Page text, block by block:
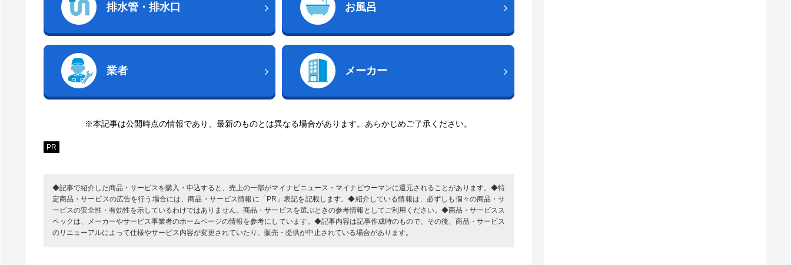
排水管・排水口 お風呂
業者 メーカー
※本記事は公開時点の情報であり、最新のものとは異なる場合があります。あらかじめご了承ください。
PR
◆記事で紹介した商品・サービスを購入・申込すると、売上の一部がマイナビニュース・マイナビウーマンに還元されることがあります。◆特
定商品・サービスの広告を行う場合には、商品・サービス情報に「PR」表記を記載します。◆紹介している情報は、必ずしも個々の商品・サ
ービスの安全性・有効性を示しているわけではありません。商品・サービスを選ぶときの参考情報としてご利用ください。◆商品・サービスス
ペックは、メーカーやサービス事業者のホームページの情報を参考にしています。◆記事内容は記事作成時のもので、その後、商品・サービス
のリニューアルによって仕様やサービス内容が変更されていたり、販売・提供が中止されている場合があります。